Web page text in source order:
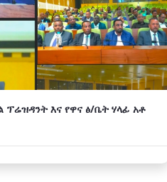
ፕሬዝዳንት እና የዋና ፅ/ቤት ሃላፊ አቶ